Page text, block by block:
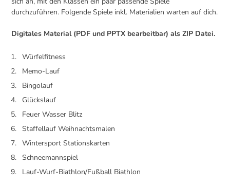
durchzuführen. Folgende Spiele inkl. Materialien warten auf dich.
Digitales Material (PDF und PPTX bearbeitbar) als ZIP Datei.
Würfelfitness
Memo-Lauf
Bingolauf
Glückslauf
Feuer Wasser Blitz
Staffellauf Weihnachtsmalen
Wintersport Stationskarten
Schneemannspiel
Lauf-Wurf-Biathlon/Fußball Biathlon